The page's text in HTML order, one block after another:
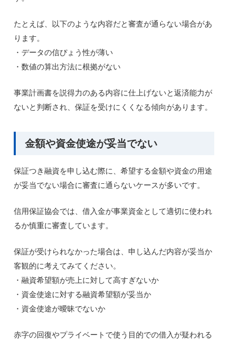
たとえば、以下のような内容だと審査が通らない場合があ
ります。
・データの信ぴょう性が薄い
・数値の算出方法に根拠がない
事業計画書を説得力のある内容に仕上げないと返済能力が
ないと判断され、保証を受けにくくなる傾向があります。
金額や資金使途が妥当でない
保証つき融資を申し込む際に、希望する金額や資金の用途
が妥当でない場合に審査に通らないケースが多いです。
信用保証協会では、借入金が事業資金として適切に使われ
るか慎重に審査しています。
保証が受けられなかった場合は、申し込んだ内容が妥当か
客観的に考えてみてください。
・融資希望額が売上に対して高すぎないか
・資金使途に対する融資希望額が妥当か
・資金使途が曖昧でないか
赤字の回復やプライベートで使う目的での借入が疑われる